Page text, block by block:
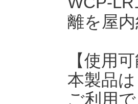
離を屋
【使用
本製品
ご利用